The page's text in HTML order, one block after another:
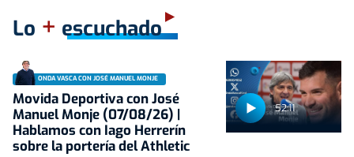
Lo + escuchado
52:11
ONDA VASCA CON JOSÉ MANUEL MONJE
Movida Deportiva con José
Manuel Monje (07/08/26) |
Hablamos con Iago Herrerín
sobre la portería del Athletic